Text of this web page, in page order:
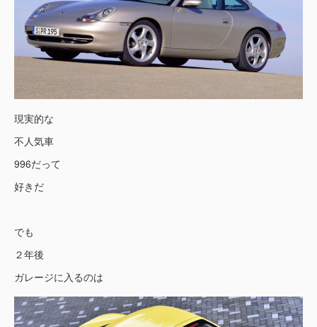
現実的な
不人気車
996だって
好きだ
でも
２年後
ガレージに入るのは